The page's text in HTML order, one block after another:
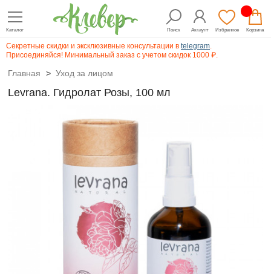
Каталог Поиск Аккаунт Избранное Корзина
Секретные скидки и эксклюзивные консультации в telegram.
Присоединяйся! Минимальный заказ с учетом скидок 1000 ₽.
Главная > Уход за лицом
Levrana. Гидролат Розы, 100 мл